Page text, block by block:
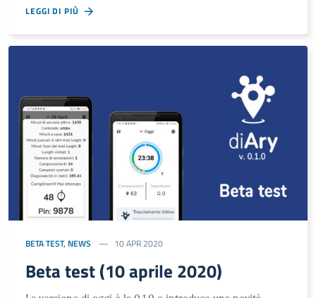
LEGGI DI PIÙ
BETA TEST, NEWS 10 APR 2020
Beta test (10 aprile 2020)